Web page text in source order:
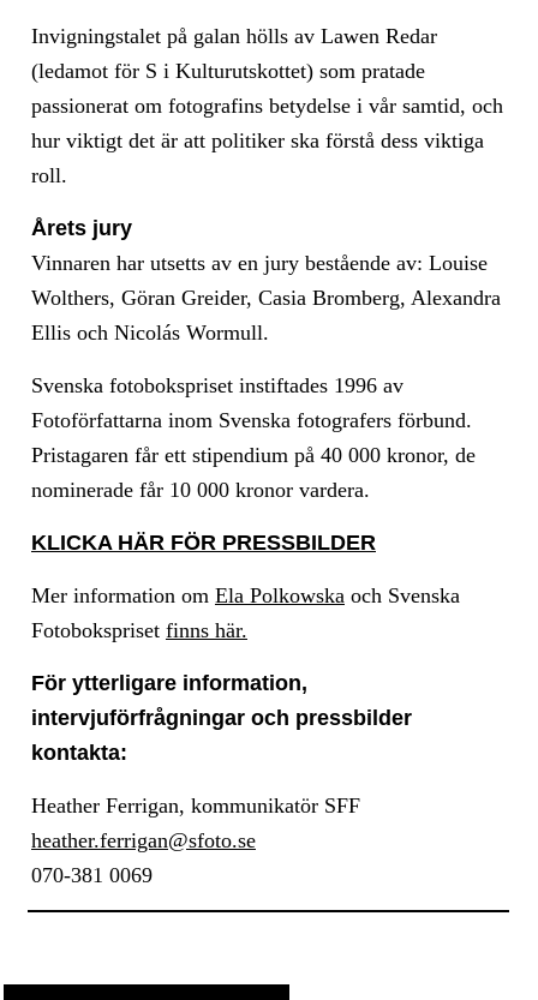
Invigningstalet på galan hölls av Lawen Redar
(ledamot för S i Kulturutskottet) som pratade
passionerat om fotografins betydelse i vår samtid, och
hur viktigt det är att politiker ska förstå dess viktiga
roll.
Årets jury
Vinnaren har utsetts av en jury bestående av: Louise
Wolthers, Göran Greider, Casia Bromberg, Alexandra
Ellis och Nicolás Wormull.
Svenska fotobokspriset instiftades 1996 av
Fotoförfattarna inom Svenska fotografers förbund.
Pristagaren får ett stipendium på 40 000 kronor, de
nominerade får 10 000 kronor vardera.
KLICKA HÄR FÖR PRESSBILDER
Mer information om Ela Polkowska och Svenska
Fotobokspriset finns här.
För ytterligare information,
intervjuförfrågningar och pressbilder
kontakta:
Heather Ferrigan, kommunikatör SFF
heather.ferrigan@sfoto.se
070-381 0069